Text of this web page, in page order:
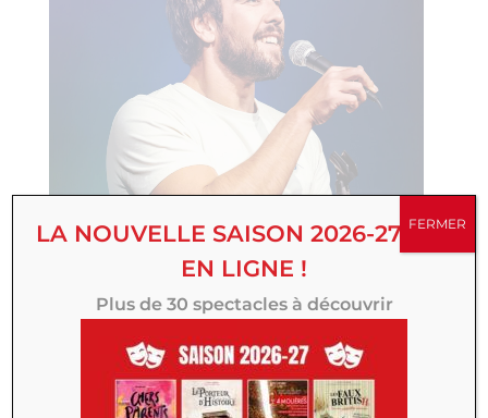
LA NOUVELLE SAISON 2026-27 EST
EN LIGNE !
Plus de 30 spectacles à découvrir
FERMER